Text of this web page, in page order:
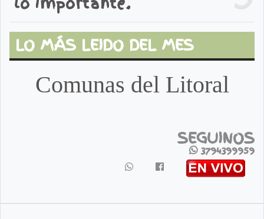
LO MÁS LEIDO DEL MES
Comunas del Litoral
SEGUINOS
3794399959